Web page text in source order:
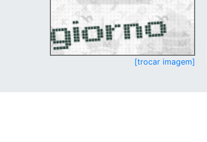
[trocar imagem]